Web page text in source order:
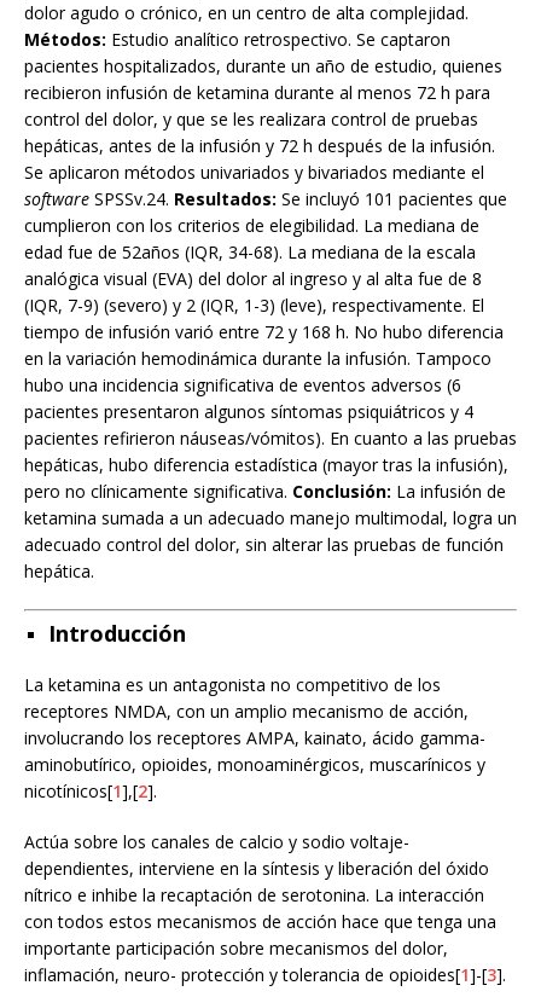
dolor agudo o crónico, en un centro de alta complejidad.
Métodos: Estudio analítico retrospectivo. Se captaron
pacientes hospitalizados, durante un año de estudio, quienes
recibieron infusión de ketamina durante al menos 72 h para
control del dolor, y que se les realizara control de pruebas
hepáticas, antes de la infusión y 72 h después de la infusión.
Se aplicaron métodos univariados y bivariados mediante el
software SPSSv.24. Resultados: Se incluyó 101 pacientes que
cumplieron con los criterios de elegibilidad. La mediana de
edad fue de 52años (IQR, 34-68). La mediana de la escala
analógica visual (EVA) del dolor al ingreso y al alta fue de 8
(IQR, 7-9) (severo) y 2 (IQR, 1-3) (leve), respectivamente. El
tiempo de infusión varió entre 72 y 168 h. No hubo diferencia
en la variación hemodinámica durante la infusión. Tampoco
hubo una incidencia significativa de eventos adversos (6
pacientes presentaron algunos síntomas psiquiátricos y 4
pacientes refirieron náuseas/vómitos). En cuanto a las pruebas
hepáticas, hubo diferencia estadística (mayor tras la infusión),
pero no clínicamente significativa. Conclusión: La infusión de
ketamina sumada a un adecuado manejo multimodal, logra un
adecuado control del dolor, sin alterar las pruebas de función
hepática.
Introducción
La ketamina es un antagonista no competitivo de los
receptores NMDA, con un amplio mecanismo de acción,
involucrando los receptores AMPA, kainato, ácido gamma-
aminobutírico, opioides, monoaminérgicos, muscarínicos y
nicotínicos[1],[2].
Actúa sobre los canales de calcio y sodio voltaje-
dependientes, interviene en la síntesis y liberación del óxido
nítrico e inhibe la recaptación de serotonina. La interacción
con todos estos mecanismos de acción hace que tenga una
importante participación sobre mecanismos del dolor,
inflamación, neuro- protección y tolerancia de opioides[1]-[3].